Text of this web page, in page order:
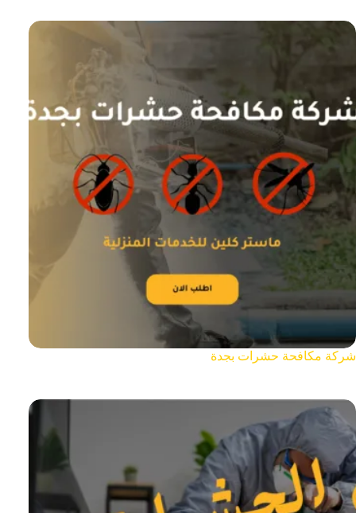
شركة مكافحة حشرات بجدة